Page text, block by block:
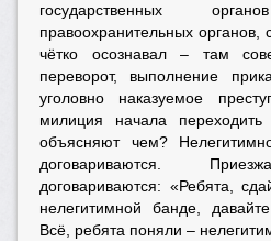
государственных
правоохранительных органов,
чётко осознавал – там
переворот, выполнение
уголовно наказуемое
милиция начала
объясняют чем?
договариваются.
договариваются: «Ребята,
нелегитимной банде,
Всё, ребята поняли –